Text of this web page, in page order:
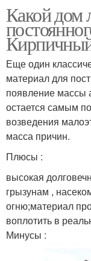
Какой дом
Еще один
материал для
появление массы
остается самым
возведения
масса причин.
Плюсы :
высокая
грызунам ,
огню;материал
воплотить в
Минусы :